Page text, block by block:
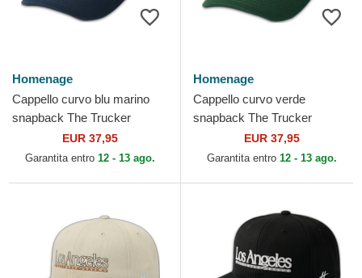
Homenage
Cappello curvo blu marino
snapback The Trucker
Vintage Childhood Fun The di
Homenage
EUR 37,95
Garantita entro 12 - 13 ago.
Homenage
Cappello curvo verde
snapback The Trucker
Childhood Fun The di
Homenage
EUR 37,95
Garantita entro 12 - 13 ago.